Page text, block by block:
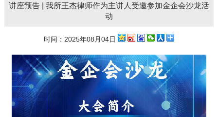
讲座预告 | 我所王杰律师作为主讲人受邀参加金企会沙龙活
动​
时间：2025年08月04日